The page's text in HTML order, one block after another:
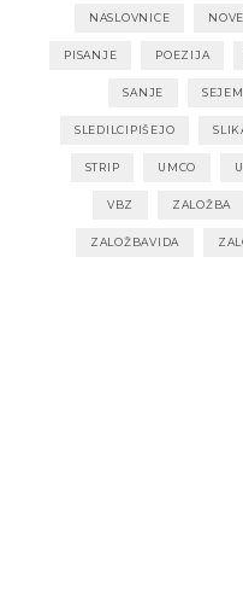
NASLOVNICE
PISANJE POEZIJA
SANJE SEJEM
SLEDILCIPIŠEJO
STRIP UMCO
VBZ ZALOŽBA
ZALOŽBAVIDA